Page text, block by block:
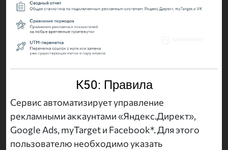
K50: Правила
Сервис автоматизирует управление
рекламными аккаунтами «Яндекс.Директ»,
Google Ads, myTarget и Facebook*. Для этого
пользователю необходимо указать